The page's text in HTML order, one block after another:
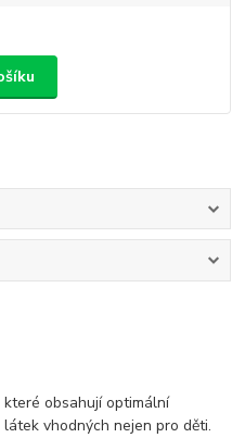
obsahují optimální
vhodných nejen pro děti.